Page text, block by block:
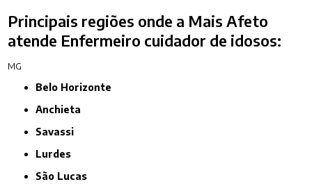
Principais regiões onde a Mais Afeto
atende Enfermeiro cuidador de idosos:
MG
Belo Horizonte
Anchieta
Savassi
Lurdes
São Lucas